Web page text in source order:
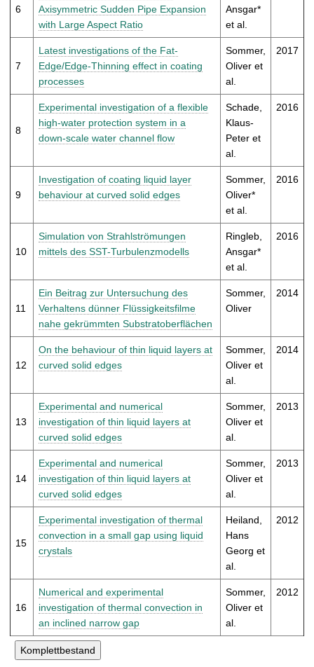
6
Axisymmetric Sudden Pipe Expansion
with Large Aspect Ratio
Ansgar*
et al.
7
Latest investigations of the Fat-
Edge/Edge-Thinning effect in coating
processes
Sommer,
Oliver et
al.
2017
8
Experimental investigation of a flexible
high-water protection system in a
down-scale water channel flow
Schade,
Klaus-
Peter et
al.
2016
9
Investigation of coating liquid layer
behaviour at curved solid edges
Sommer,
Oliver*
et al.
2016
10
Simulation von Strahlströmungen
mittels des SST-Turbulenzmodells
Ringleb,
Ansgar*
et al.
2016
11
Ein Beitrag zur Untersuchung des
Verhaltens dünner Flüssigkeitsfilme
nahe gekrümmten Substratoberflächen
Sommer,
Oliver
2014
12
On the behaviour of thin liquid layers at
curved solid edges
Sommer,
Oliver et
al.
2014
13
Experimental and numerical
investigation of thin liquid layers at
curved solid edges
Sommer,
Oliver et
al.
2013
14
Experimental and numerical
investigation of thin liquid layers at
curved solid edges
Sommer,
Oliver et
al.
2013
15
Experimental investigation of thermal
convection in a small gap using liquid
crystals
Heiland,
Hans
Georg et
al.
2012
16
Numerical and experimental
investigation of thermal convection in
an inclined narrow gap
Sommer,
Oliver et
al.
2012